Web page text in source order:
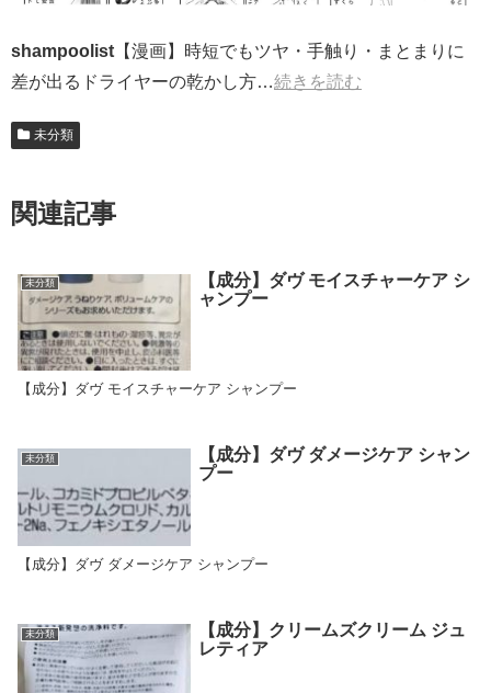
shampoolist 【漫画】時短でもツヤ・手触り・まとまりに
差が出るドライヤーの乾かし方…続きを読む
未分類
関連記事
未分類
【成分】ダヴ モイスチャーケア シ
ャンプー
【成分】ダヴ モイスチャーケア シャンプー
未分類
【成分】ダヴ ダメージケア シャン
プー
【成分】ダヴ ダメージケア シャンプー
未分類
【成分】クリームズクリーム ジュ
レティア